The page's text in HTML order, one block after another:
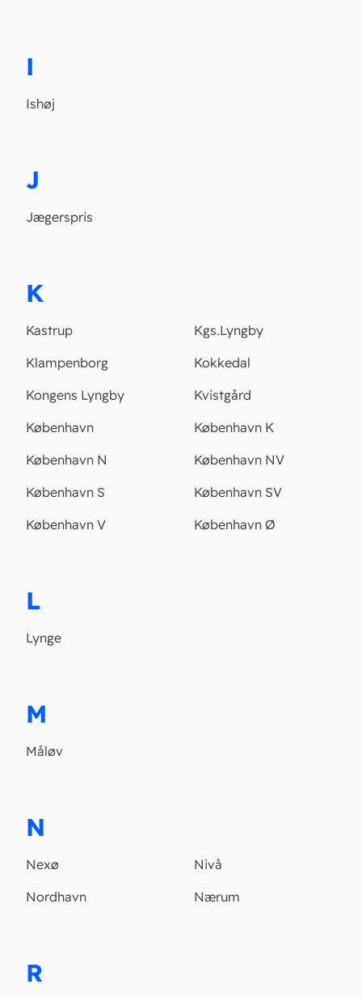
I
Ishøj
J
Jægerspris
K
Kastrup
Kgs.Lyngby
Klampenborg
Kokkedal
Kongens Lyngby
Kvistgård
København
København K
København N
København NV
København S
København SV
København V
København Ø
L
Lynge
M
Måløv
N
Nexø
Nivå
Nordhavn
Nærum
R